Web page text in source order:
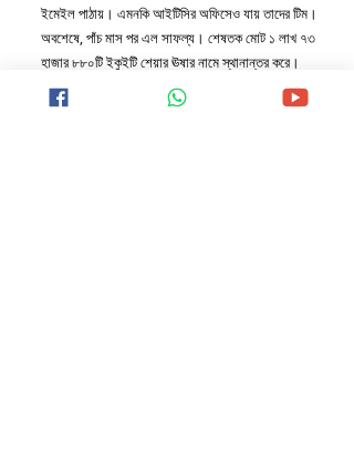
ইমেইল পাঠায়। এমনকি আইটিসির অফিসেও যায় তাদের টিম।
অবশেষে, পাঁচ মাস পর এল সাফল্য। শেষতক মোট ১ লাখ ৭৩
হাজার ৮৮০টি ইকুইটি শেয়ার ঊষার নামে স্থানান্তর করে।
বাবার রেখে যাওয়া ৪২০টি শেয়ারের বদৌলতে ঊষা এখন
কোটিপতি।